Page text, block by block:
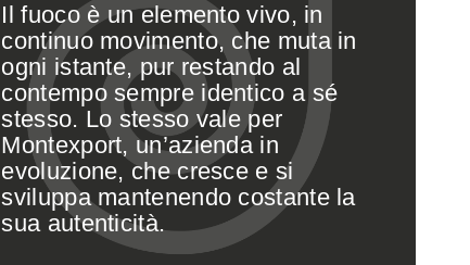
Il fuoco è un elemento vivo, in
continuo movimento, che muta in
ogni istante, pur restando al
contempo sempre identico a sé
stesso. Lo stesso vale per
Montexport, un’azienda in
evoluzione, che cresce e si
sviluppa mantenendo costante la
sua autenticità.